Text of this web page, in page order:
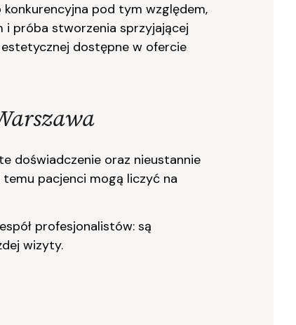
pod tym względem,
i próba stworzenia sprzyjającej
dostępne w ofercie
doświadczenie oraz nieustannie
temu pacjenci mogą liczyć na
profesjonalistów: są
wizyty.